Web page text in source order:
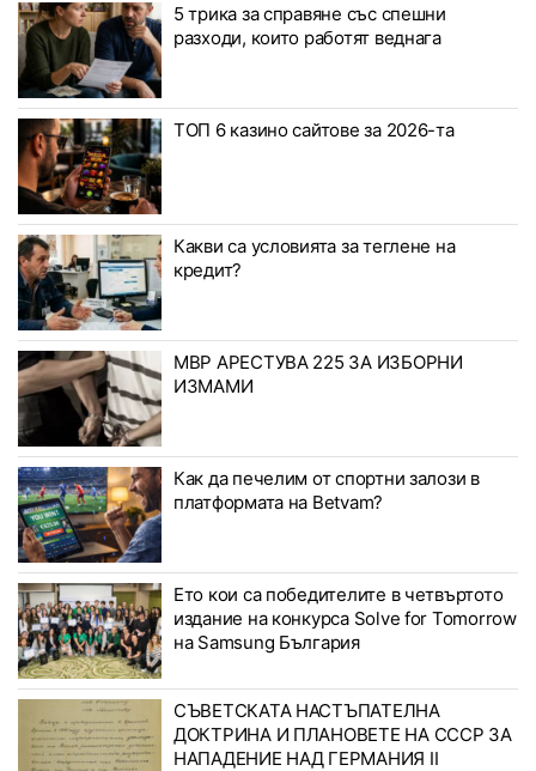
5 трика за справяне със спешни
разходи, които работят веднага
ТОП 6 казино сайтове за 2026-та
Какви са условията за теглене на
кредит?
МВР АРЕСТУВА 225 ЗА ИЗБОРНИ
ИЗМАМИ
Как да печелим от спортни залози в
платформата на Betvam?
Ето кои са победителите в четвъртото
издание на конкурса Solve for Tomorrow
на Samsung България
СЪВЕТСКАТА НАСТЪПАТЕЛНА
ДОКТРИНА И ПЛАНОВЕТЕ НА СССР ЗА
НАПАДЕНИЕ НАД ГЕРМАНИЯ II